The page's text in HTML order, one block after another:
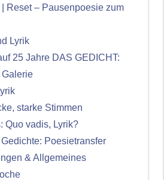
| Reset – Pausenpoesie zum
Lyrik
25 Jahre DAS GEDICHT:
starke Stimmen
Quo vadis, Lyrik?
Poesietransfer
& Allgemeines